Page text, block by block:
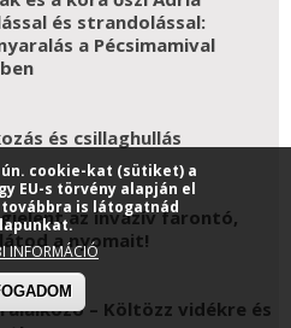
és strandolással:
a Pécsimamival
és csillaghullás
az invazív farontó,
a nyomait!
– Költözz vidékre és
cookie-kat (sütiket) a
EU-s törvény alapján el
is látogatnád
INFORMÁCIÓ